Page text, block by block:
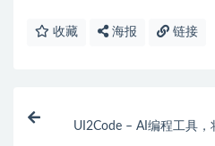
收藏 海报 链接
UI2Code – AI编程工具，